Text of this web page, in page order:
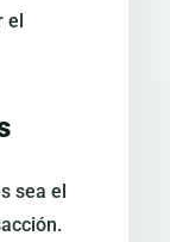
el
sea el